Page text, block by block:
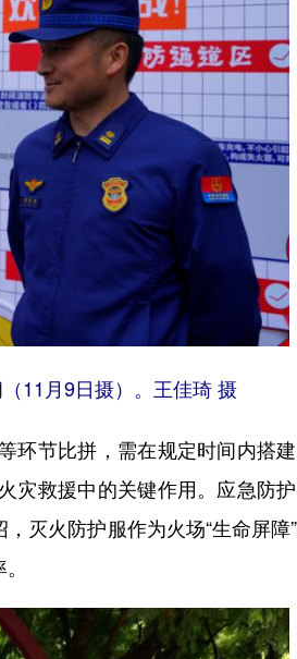
11月9日摄）。王佳琦 摄
节比拼，需在规定时间内搭
灾救援中的关键作用。应急防
灭火防护服作为火场“生命屏障